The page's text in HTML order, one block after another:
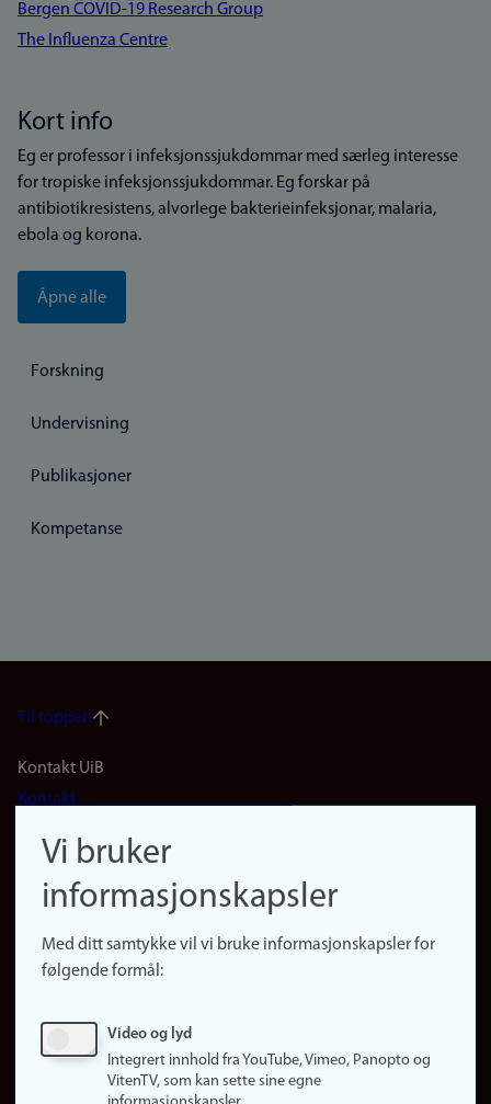
Bergen COVID-19 Research Group
The Influenza Centre
Kort info
Eg er professor i infeksjonssjukdommar med særleg interesse
for tropiske infeksjonssjukdommar. Eg forskar på
antibiotikresistens, alvorlege bakterieinfeksjonar, malaria,
ebola og korona.
Åpne alle
Forskning
Undervisning
Publikasjoner
Kompetanse
Til toppen
Footer
(no)
Kontakt UiB
Kontakt
Finn forsker
Presse
Finn studier
Ledige stillinger
Vi bruker
informasjonskapsler
Med ditt samtykke vil vi bruke informasjonskapsler for
følgende formål:
Video og lyd
Integrert innhold fra YouTube, Vimeo, Panopto og
VitenTV, som kan sette sine egne